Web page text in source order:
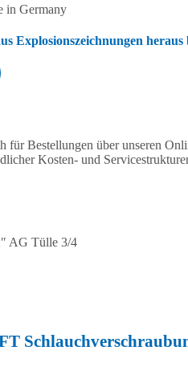
Explosionszeichnungen heraus
für Bestellungen über unseren
Kosten- und
AG Tülle 3/4